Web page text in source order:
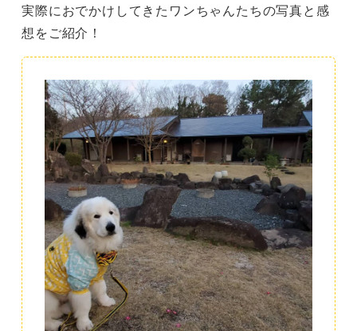
実際におでかけしてきたワンちゃんたちの写真と感
想をご紹介！